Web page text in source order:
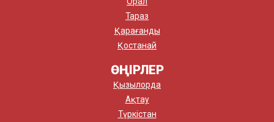
Тараз
Қарағанды
Қостанай
ӨҢІРЛЕР
Қызылорда
Ақтау
Түркістан